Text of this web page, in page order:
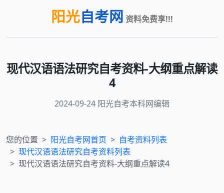
阳光自考网 资料免费享!!!
现代汉语语法研究自考资料-大纲重点解读
4
2024-09-24 阳光自考本科网编辑
您的位置 阳光自考网首页
自考资料列表
现代汉语语法研究自考资料列表
现代汉语语法研究自考资料-大纲重点解读4